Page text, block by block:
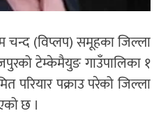
चन्द (विप्लप) समूहका जिल्ला
टेम्केमैयुङ गाउँपालिका १
परियार पक्राउ परेको जिल्ला
छ ।